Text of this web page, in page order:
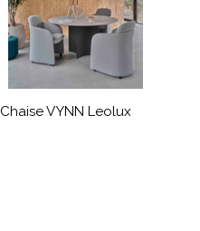
Chaise VYNN Leolux